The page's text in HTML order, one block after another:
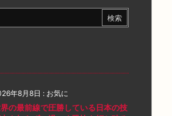
年8月8日 : お気に
の最前線で圧勝している日本の技